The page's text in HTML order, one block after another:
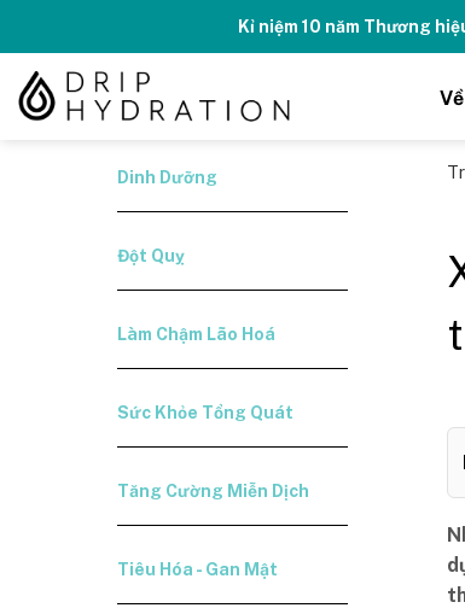
content
Kỉ niệm 10 năm Thương
Dinh Dưỡng
Đột Quỵ
Làm Chậm Lão Hoá
Sức Khỏe Tổng Quát
Tăng Cường Miễn Dịch
Tiêu Hóa - Gan Mật